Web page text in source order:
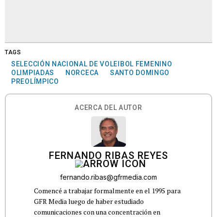
TAGS
SELECCIÓN NACIONAL DE VOLEIBOL FEMENINO
OLIMPIADAS
NORCECA
SANTO DOMINGO
PREOLÍMPICO
ACERCA DEL AUTOR
FERNANDO RIBAS REYES
fernando.ribas@gfrmedia.com
Comencé a trabajar formalmente en el 1995 para
GFR Media luego de haber estudiado
comunicaciones con una concentración en